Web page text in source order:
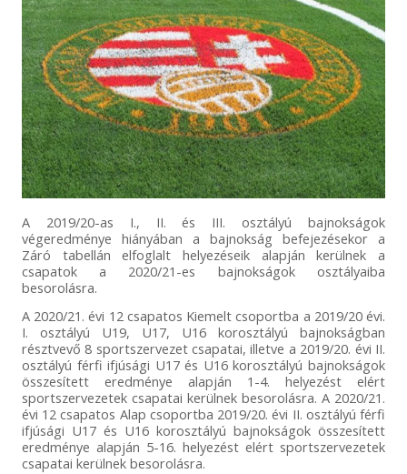
A 2019/20-as I., II. és III. osztályú bajnokságok
végeredménye hiányában a bajnokság befejezésekor a
Záró tabellán elfoglalt helyezéseik alapján kerülnek a
csapatok a 2020/21-es bajnokságok osztályaiba
besorolásra.
A 2020/21. évi 12 csapatos Kiemelt csoportba a 2019/20 évi.
I. osztályú U19, U17, U16 korosztályú bajnokságban
résztvevő 8 sportszervezet csapatai, illetve a 2019/20. évi II.
osztályú férfi ifjúsági U17 és U16 korosztályú bajnokságok
összesített eredménye alapján 1-4. helyezést elért
sportszervezetek csapatai kerülnek besorolásra. A 2020/21.
évi 12 csapatos Alap csoportba 2019/20. évi II. osztályú férfi
ifjúsági U17 és U16 korosztályú bajnokságok összesített
eredménye alapján 5-16. helyezést elért sportszervezetek
csapatai kerülnek besorolásra.